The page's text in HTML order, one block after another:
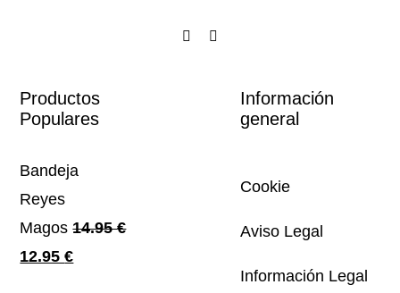
Productos
Populares
Bandeja
Reyes
Magos 14.95€
El
12.95€El
Información
general
Cookie
Aviso Legal
Información Legal